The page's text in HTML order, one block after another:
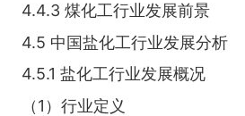
4.4.3 煤化工行业发展前景
4.5 中国盐化工行业发展分析
4.5.1 盐化工行业发展概况
（1）行业定义